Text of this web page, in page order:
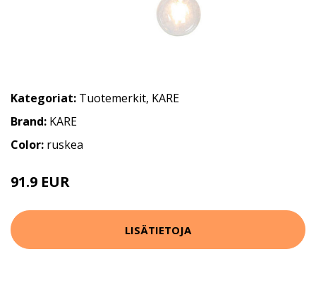
Kategoriat: Tuotemerkit, KARE
Brand: KARE
Color: ruskea
91.9 EUR
LISÄTIETOJA